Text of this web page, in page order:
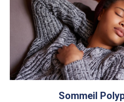
Sommeil